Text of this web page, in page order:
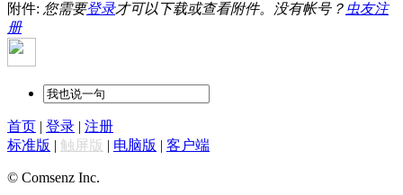
附件: 您需要登录才可以下载或查看附件。没有帐号？ 虫友注
册
首页 | 登录 | 注册
标准版 | 触屏版 | 电脑版 | 客户端
© Comsenz Inc.